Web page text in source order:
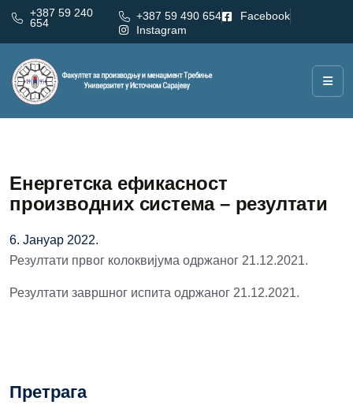
+387 59 240
654
+387 59 490 654
Facebook
Instagram
Енергетска ефикасност
производних система – резултати
6. Јануар 2022.
Резултати првог колоквијума одржаног 21.12.2021.
Резултати завршног испита одржаног 21.12.2021.
Претрага